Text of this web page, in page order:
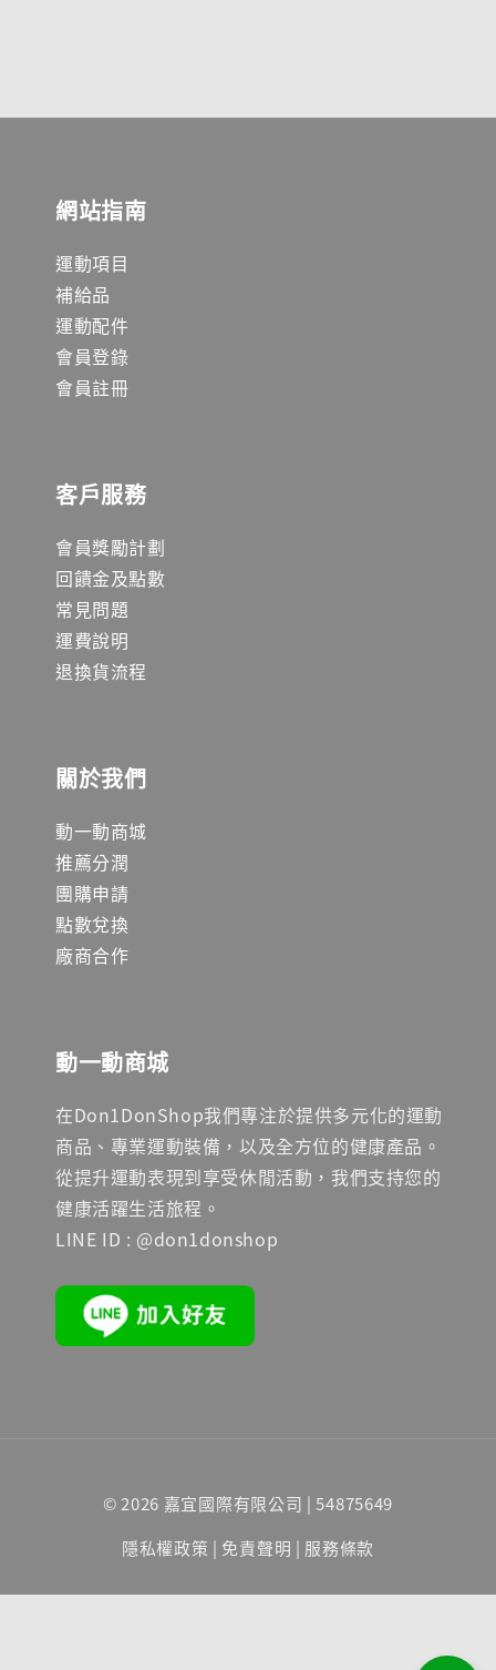
網站指南
運動項目
補給品
運動配件
會員登錄
會員註冊
客戶服務
會員獎勵計劃
回饋金及點數
常見問題
運費說明
退換貨流程
關於我們
動一動商城
推薦分潤
團購申請
點數兌換
廠商合作
動一動商城
在Don1DonShop我們專注於提供多元化的運動
商品、專業運動裝備，以及全方位的健康產品。
從提升運動表現到享受休閒活動，我們支持您的
健康活躍生活旅程。
LINE ID : @don1donshop
© 2026 嘉宜國際有限公司 | 54875649
隱私權政策 | 免責聲明 | 服務條款